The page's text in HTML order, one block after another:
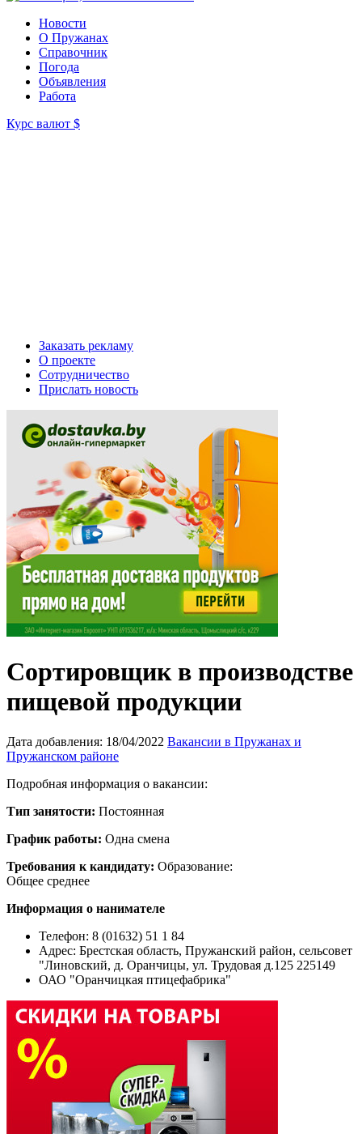
Новости
О Пружанах
Справочник
Погода
Объявления
Работа
Курс валют $
Заказать рекламу
О проекте
Сотрудничество
Прислать новость
Сортировщик в производстве
пищевой продукции
Дата добавления: 18/04/2022 Вакансии в Пружанах и
Пружанском районе
Подробная информация о вакансии:
Тип занятости: Постоянная
График работы: Одна смена
Требования к кандидату: Образование:
Общее среднее
Информация о нанимателе
Телефон: 8 (01632) 51 1 84
Адрес: Брестская область, Пружанский район, сельсовет
"Линовский, д. Оранчицы, ул. Трудовая д.125 225149
ОАО "Оранчицкая птицефабрика"